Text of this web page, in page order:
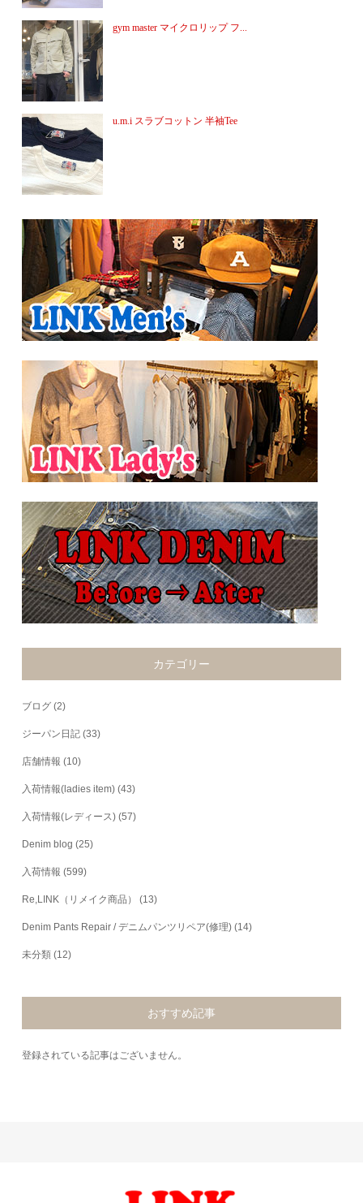
gym master マイクロリップ フ...
u.m.i スラブコットン 半袖Tee
カテゴリー
ブログ (2)
ジーパン日記 (33)
店舗情報 (10)
入荷情報(ladies item) (43)
入荷情報(レディース) (57)
Denim blog (25)
入荷情報 (599)
Re,LINK（リメイク商品） (13)
Denim Pants Repair / デニムパンツリペア(修理) (14)
未分類 (12)
おすすめ記事
登録されている記事はございません。